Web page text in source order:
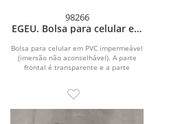
98266
EGEU. Bolsa para celular em
Bolsa para celular em PVC impermeável
(imersão não aconselhável). A parte
frontal é transparente e a parte